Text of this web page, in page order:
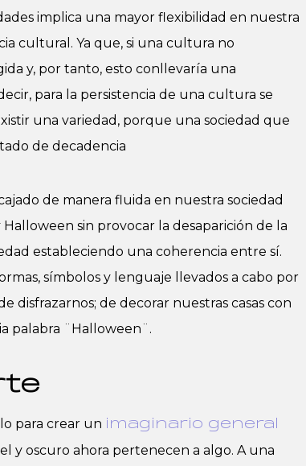
implica una mayor flexibilidad en nuestra
cultural. Ya que, si una cultura no
y, por tanto, esto conllevaría una
para la persistencia de una cultura se
una variedad, porque una sociedad que
de decadencia
de manera fluida en nuestra sociedad
sin provocar la desaparición de la
estableciendo una coherencia entre sí.
símbolos y lenguaje llevados a cabo por
disfrazarnos; de decorar nuestras casas con
palabra ¨Halloween¨.
para crear un imaginario general
y oscuro ahora pertenecen a algo. A una